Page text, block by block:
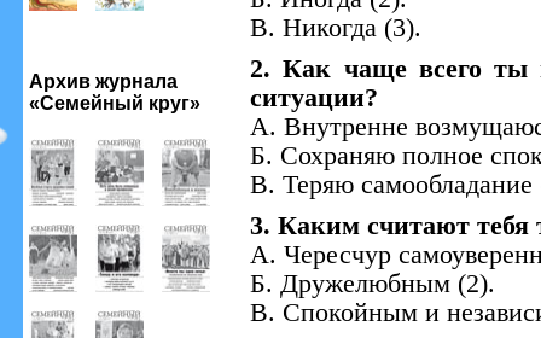
Архив журнала
«Семейный круг»
В. Никогда (3).
2. Как чаще всего ты
ситуации?
А. Внутренне
Б. Сохраняю полное
В. Теряю самообладание
3. Каким считают тебя
А. Чересчур
Б. Дружелюбным (2).
В. Спокойным и